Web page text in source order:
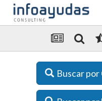
Buscar